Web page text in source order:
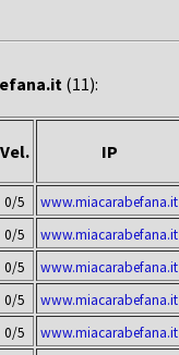
(11):
Vel. IP
0/5 www.miacarabefana.it
0/5 www.miacarabefana.it
0/5 www.miacarabefana.it
0/5 www.miacarabefana.it
0/5 www.miacarabefana.it